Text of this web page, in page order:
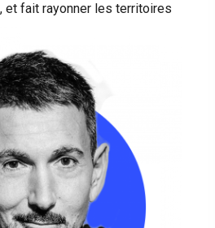
et fait rayonner les territoires